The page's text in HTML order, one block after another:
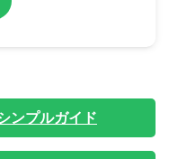
ンプルガイド